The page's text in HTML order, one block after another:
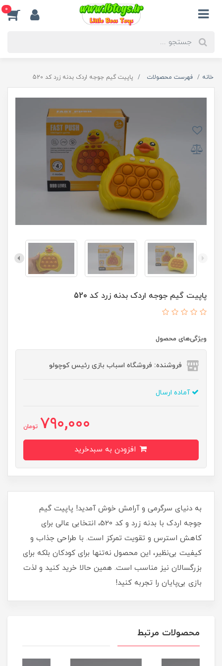
0
خانه فهرست محصولات پاپیت گیم جوجه اردک بدنه زرد کد 520
پاپیت گیم جوجه اردک بدنه زرد کد 520
ویژگی‌های محصول
فروشنده: فروشگاه اسباب بازی رئیس کوچولو
آماده ارسال
790,000 تومان
به دنیای سرگرمی و آرامش خوش آمدید! پاپیت گیم
جوجه اردک با بدنه زرد و کد 520، انتخابی عالی برای
کاهش استرس و تقویت تمرکز است. با طراحی جذاب و
کیفیت بی‌نظیر، این محصول نه‌تنها برای کودکان بلکه برای
بزرگسالان نیز مناسب است. همین حالا خرید کنید و لذت
بازی بی‌پایان را تجربه کنید!
محصولات مرتبط